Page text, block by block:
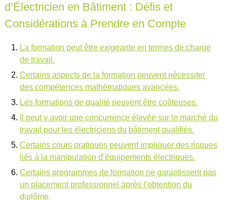
d’Électricien en Bâtiment : Défis et
Considérations à Prendre en Compte
La formation peut être exigeante en termes de charge
de travail.
Certains aspects de la formation peuvent nécessiter
des compétences mathématiques avancées.
Les formations de qualité peuvent être coûteuses.
Il peut y avoir une concurrence élevée sur le marché du
travail pour les électriciens du bâtiment qualifiés.
Certains cours pratiques peuvent impliquer des risques
liés à la manipulation d’équipements électriques.
Certains programmes de formation ne garantissent pas
un placement professionnel après l’obtention du
diplôme.